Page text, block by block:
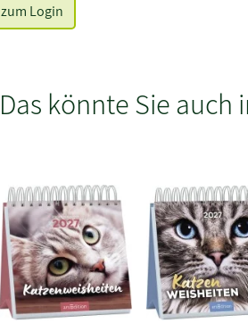
zum Login
Das könnte Sie auch